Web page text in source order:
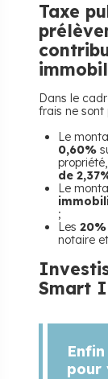
Taxe
Dans le
frais ne sont
Le
0,60%
de
Le
;
Les
notaire
Smart
pour